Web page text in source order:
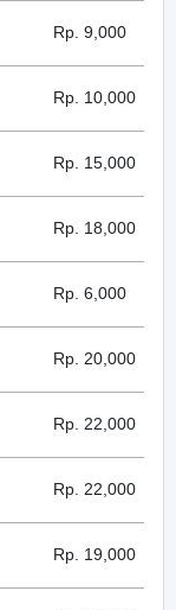
Rp. 9,000
Rp. 10,000
Rp. 15,000
Rp. 18,000
Rp. 6,000
Rp. 20,000
Rp. 22,000
Rp. 22,000
Rp. 19,000